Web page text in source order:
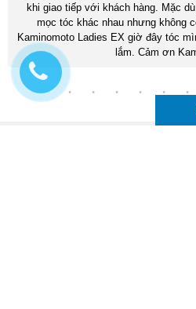
khi giao tiếp với khách hàng. Mặc
mọc tóc khác nhau nhưng không
Kaminomoto Ladies EX giờ đây tóc
lắm. Cảm ơn